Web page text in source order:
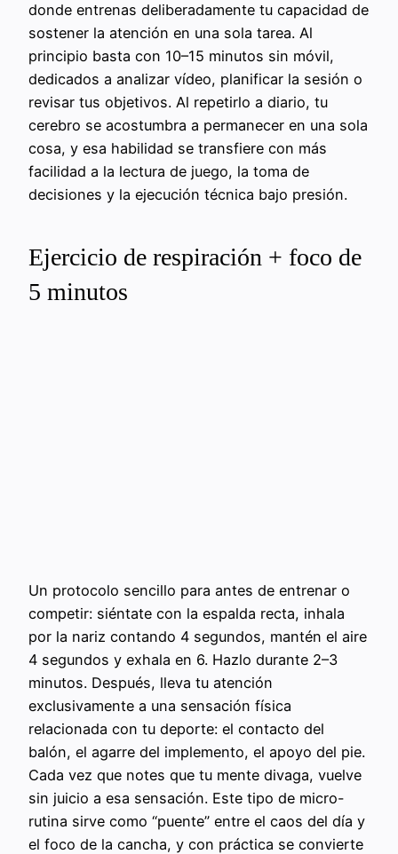
donde entrenas deliberadamente tu capacidad de
sostener la atención en una sola tarea. Al
principio basta con 10–15 minutos sin móvil,
dedicados a analizar vídeo, planificar la sesión o
revisar tus objetivos. Al repetirlo a diario, tu
cerebro se acostumbra a permanecer en una sola
cosa, y esa habilidad se transfiere con más
facilidad a la lectura de juego, la toma de
decisiones y la ejecución técnica bajo presión.
Ejercicio de respiración + foco de
5 minutos
Un protocolo sencillo para antes de entrenar o
competir: siéntate con la espalda recta, inhala
por la nariz contando 4 segundos, mantén el aire
4 segundos y exhala en 6. Hazlo durante 2–3
minutos. Después, lleva tu atención
exclusivamente a una sensación física
relacionada con tu deporte: el contacto del
balón, el agarre del implemento, el apoyo del pie.
Cada vez que notes que tu mente divaga, vuelve
sin juicio a esa sensación. Este tipo de micro-
rutina sirve como “puente” entre el caos del día y
el foco de la cancha, y con práctica se convierte